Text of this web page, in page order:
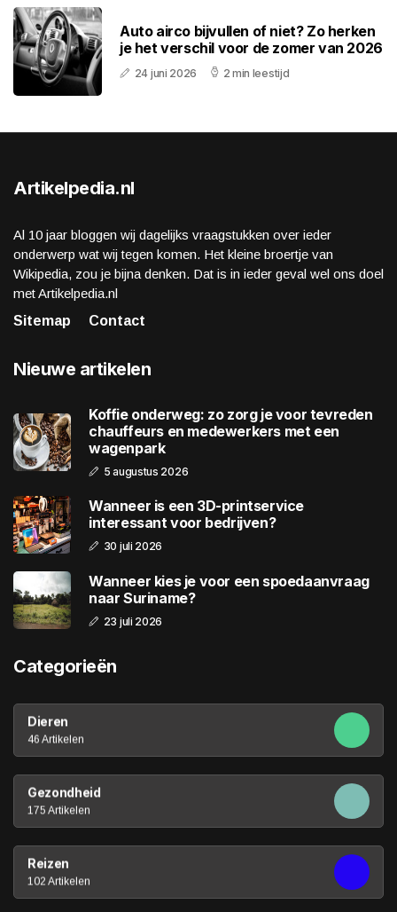
Auto airco bijvullen of niet? Zo herken
je het verschil voor de zomer van 2026
24 juni 2026 2 min leestijd
Artikelpedia.nl
Al 10 jaar bloggen wij dagelijks vraagstukken over ieder
onderwerp wat wij tegen komen. Het kleine broertje van
Wikipedia, zou je bijna denken. Dat is in ieder geval wel ons doel
met Artikelpedia.nl
Sitemap
Contact
Nieuwe artikelen
Koffie onderweg: zo zorg je voor tevreden
chauffeurs en medewerkers met een
wagenpark
5 augustus 2026
Wanneer is een 3D-printservice
interessant voor bedrijven?
30 juli 2026
Wanneer kies je voor een spoedaanvraag
naar Suriname?
23 juli 2026
Categorieën
Dieren
46 Artikelen
Gezondheid
175 Artikelen
Reizen
102 Artikelen